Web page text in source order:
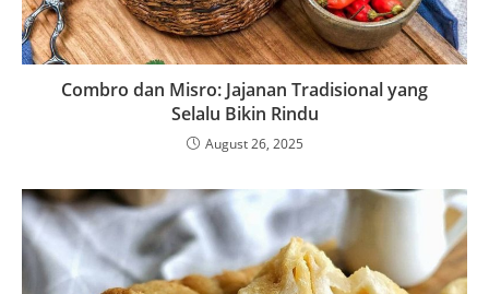
Combro dan Misro: Jajanan Tradisional yang
Selalu Bikin Rindu
August 26, 2025